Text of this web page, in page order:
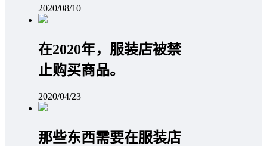
2020/08/10
在2020年，服装店被禁
止购买商品。
2020/04/23
那些东西需要在服装店